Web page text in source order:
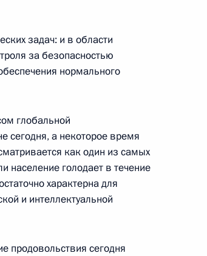
5
задач: и в области
за безопасностью
нормального
глобальной
сегодня, а некоторое время
как один из самых
население голодает в течение
характерна для
и интеллектуальной
продовольствия сегодня